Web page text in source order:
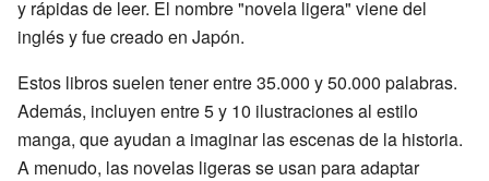
y rápidas de leer. El nombre "novela ligera" viene del
inglés y fue creado en Japón.
Estos libros suelen tener entre 35.000 y 50.000 palabras.
Además, incluyen entre 5 y 10 ilustraciones al estilo
manga, que ayudan a imaginar las escenas de la historia.
A menudo, las novelas ligeras se usan para adaptar